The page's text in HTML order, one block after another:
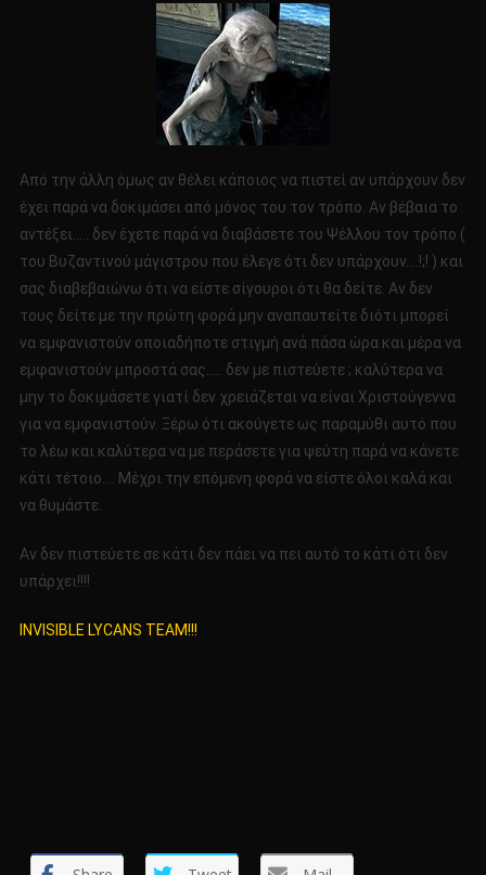
Από την άλλη όμως αν θέλει κάποιος να πιστεί αν υπάρχουν δεν
έχει παρά να δοκιμάσει από μόνος του τον τρόπο. Αν βέβαια το
αντέξει….. δεν έχετε παρά να διαβάσετε του Ψέλλου τον τρόπο (
του Βυζαντινού μάγιστρου που έλεγε ότι δεν υπάρχουν….!;! ) και
σας διαβεβαιώνω ότι να είστε σίγουροι ότι θα δείτε. Αν δεν
τους δείτε με την πρώτη φορά μην αναπαυτείτε διότι μπορεί
να εμφανιστούν οποιαδήποτε στιγμή ανά πάσα ώρα και μέρα να
εμφανιστούν μπροστά σας….. δεν με πιστεύετε ; καλύτερα να
μην το δοκιμάσετε γιατί δεν χρειάζεται να είναι Χριστούγεννα
για να εμφανιστούν. Ξέρω ότι ακούγετε ως παραμύθι αυτό που
το λέω και καλύτερα να με περάσετε για ψεύτη παρά να κάνετε
κάτι τέτοιο…. Μέχρι την επόμενη φορά να είστε όλοι καλά και
να θυμάστε.
Αν δεν πιστεύετε σε κάτι δεν πάει να πει αυτό το κάτι ότι δεν
υπάρχει!!!!
INVISIBLE LYCANS TEAM!!!